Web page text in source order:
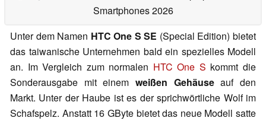
Smartphones 2026
Unter dem Namen HTC One S SE (Special Edition) bietet
das taiwanische Unternehmen bald ein spezielles Modell
an. Im Vergleich zum normalen HTC One S kommt die
Sonderausgabe mit einem weißen Gehäuseauf den
Markt. Unter der Haube ist es der sprichwörtliche Wolf im
Schafspelz. Anstatt 16 GByte bietet das neue Modell satte